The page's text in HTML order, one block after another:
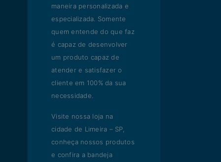
maneira personalizada e
especializada. Somente
quem entende do que faz
é capaz de desenvolver
um produto capaz de
atender e satisfazer o
cliente em 100% da sua
necessidade.
Visite nossa loja na
cidade de Limeira – SP,
conheça nossos produtos
e confira a bandeja